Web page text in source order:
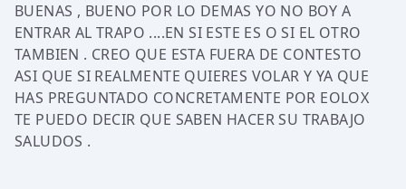
BUENAS , BUENO POR LO DEMAS YO NO BOY A
ENTRAR AL TRAPO ....EN SI ESTE ES O SI EL OTRO
TAMBIEN . CREO QUE ESTA FUERA DE CONTESTO
ASI QUE SI REALMENTE QUIERES VOLAR Y YA QUE
HAS PREGUNTADO CONCRETAMENTE POR EOLOX
TE PUEDO DECIR QUE SABEN HACER SU TRABAJO
SALUDOS .